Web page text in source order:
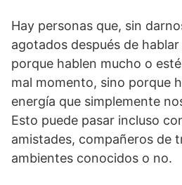
Hay personas que, sin
agotados después de
porque hablen mucho o
mal momento, sino porque
energía que simplemente
Esto puede pasar incluso
amistades, compañeros de
ambientes conocidos o no.